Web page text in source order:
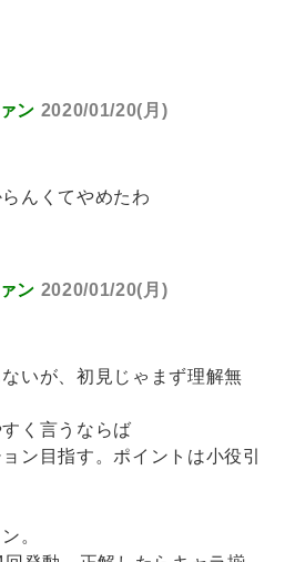
ン 2020/01/20(月)
んくてやめたわ
ン 2020/01/20(月)
いが、初見じゃまず理解無
く言うならば
ン目指す。ポイントは小役引
。